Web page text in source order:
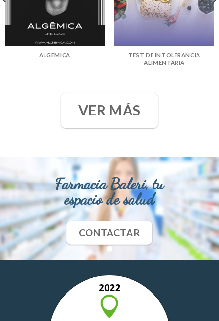
ALGEMICA
TEST DE INTOLERANCIA
ALIMENTARIA
VER MÁS
Farmacia Baleri, tu
espacio de salud
CONTACTAR